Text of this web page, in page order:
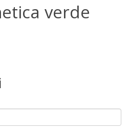
verde